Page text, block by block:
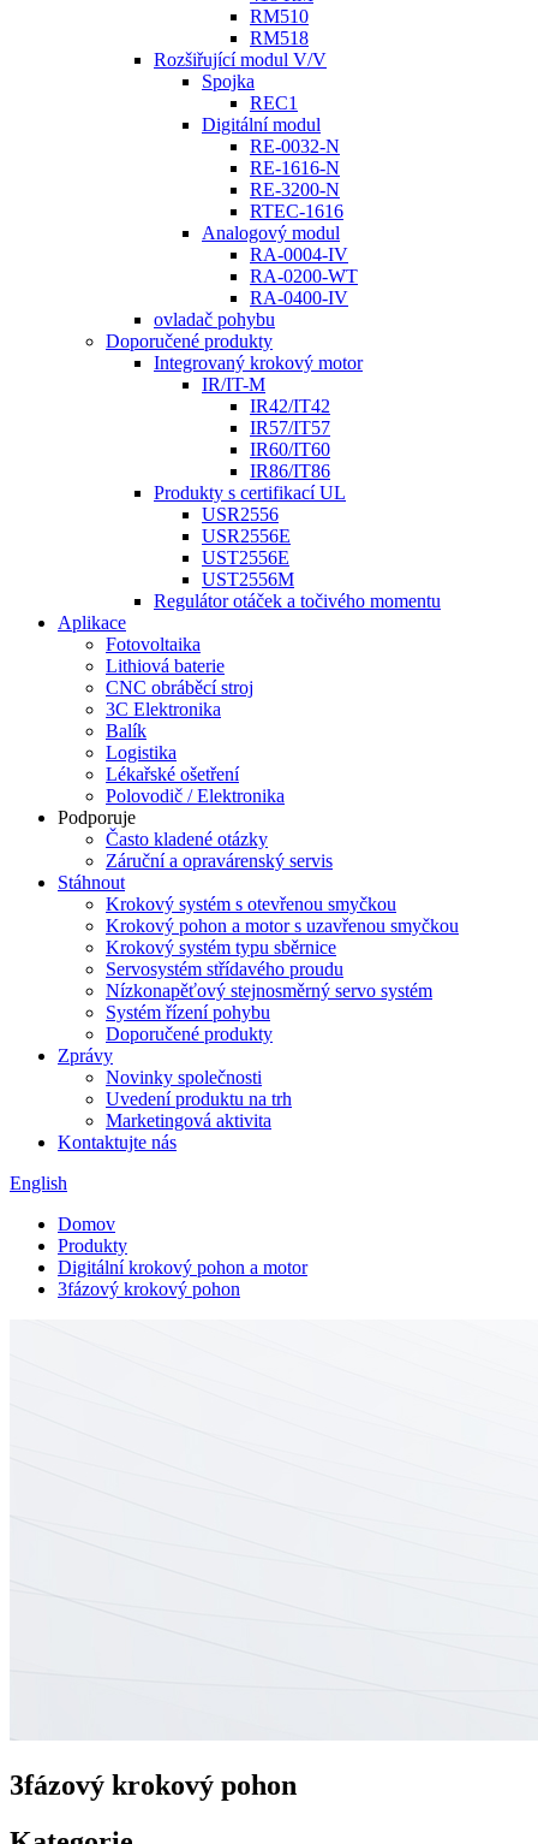
RM510
RM518
Rozšiřující modul V/V
Spojka
REC1
Digitální modul
RE-0032-N
RE-1616-N
RE-3200-N
RTEC-1616
Analogový modul
RA-0004-IV
RA-0200-WT
RA-0400-IV
ovladač pohybu
Doporučené produkty
Integrovaný krokový motor
IR/IT-M
IR42/IT42
IR57/IT57
IR60/IT60
IR86/IT86
Produkty s certifikací UL
USR2556
USR2556E
UST2556E
UST2556M
Regulátor otáček a točivého momentu
Aplikace
Fotovoltaika
Lithiová baterie
CNC obráběcí stroj
3C Elektronika
Balík
Logistika
Lékařské ošetření
Polovodič / Elektronika
Podporuje
Často kladené otázky
Záruční a opravárenský servis
Stáhnout
Krokový systém s otevřenou smyčkou
Krokový pohon a motor s uzavřenou smyčkou
Krokový systém typu sběrnice
Servosystém střídavého proudu
Nízkonapěťový stejnosměrný servo systém
Systém řízení pohybu
Doporučené produkty
Zprávy
Novinky společnosti
Uvedení produktu na trh
Marketingová aktivita
Kontaktujte nás
English
Domov
Produkty
Digitální krokový pohon a motor
3fázový krokový pohon
3fázový krokový pohon